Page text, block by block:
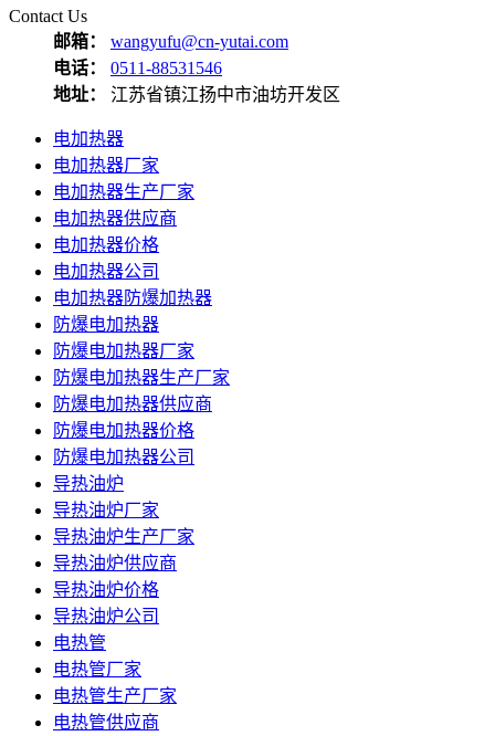
Contact Us
邮箱：
wangyufu@cn-yutai.com
电话：
0511-88531546
地址：
江苏省镇江扬中市油坊开发区
电加热器
电加热器厂家
电加热器生产厂家
电加热器供应商
电加热器价格
电加热器公司
电加热器防爆加热器
防爆电加热器
防爆电加热器厂家
防爆电加热器生产厂家
防爆电加热器供应商
防爆电加热器价格
防爆电加热器公司
导热油炉
导热油炉厂家
导热油炉生产厂家
导热油炉供应商
导热油炉价格
导热油炉公司
电热管
电热管厂家
电热管生产厂家
电热管供应商